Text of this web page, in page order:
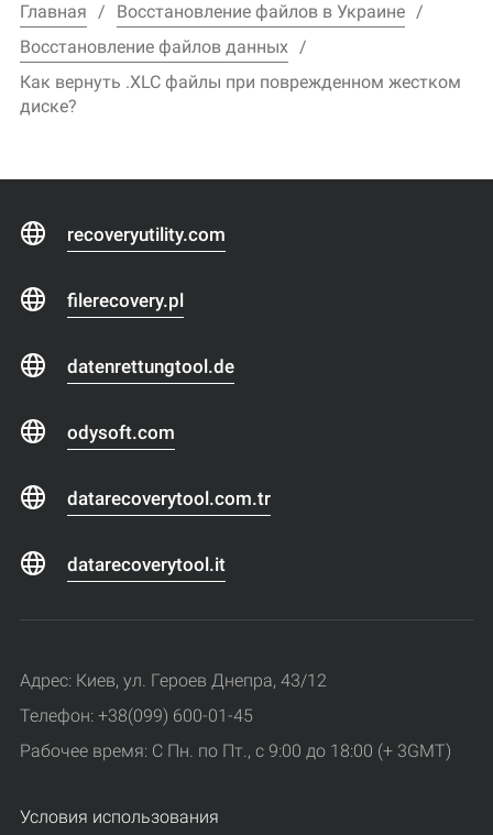
Главная
Восстановление файлов в Украине
Восстановление файлов данных
Как вернуть .XLC файлы при поврежденном жестком
диске?
recoveryutility.com
filerecovery.pl
datenrettungtool.de
odysoft.com
datarecoverytool.com.tr
datarecoverytool.it
Адрес: Киев, ул. Героев Днепра, 43/12
Телефон: +38(099) 600-01-45
Рабочее время: С Пн. по Пт., с 9:00 до 18:00 (+ 3GMT)
Условия использования